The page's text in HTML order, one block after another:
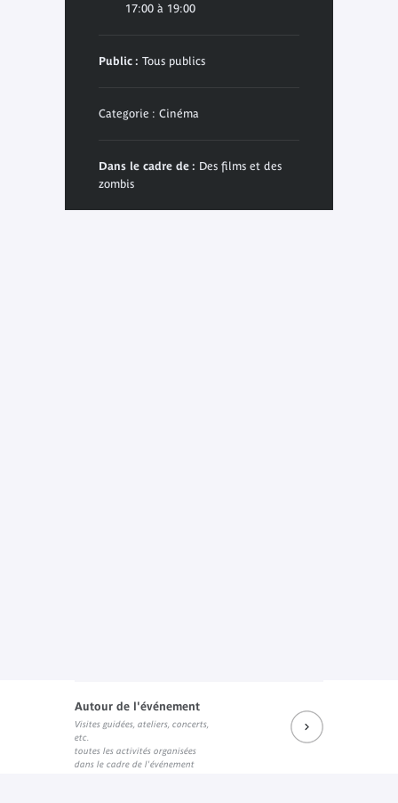
17:00 à 19:00
Public : Tous publics
Categorie : Cinéma
Dans le cadre de : Des films et des
zombis
Autour de l'événement
Visites guidées, ateliers, concerts,
etc.
toutes les activités organisées
dans le cadre de l'événement